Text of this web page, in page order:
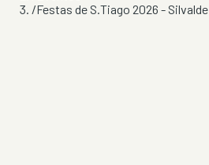
/Festas de S.Tiago 2026 - Silvalde